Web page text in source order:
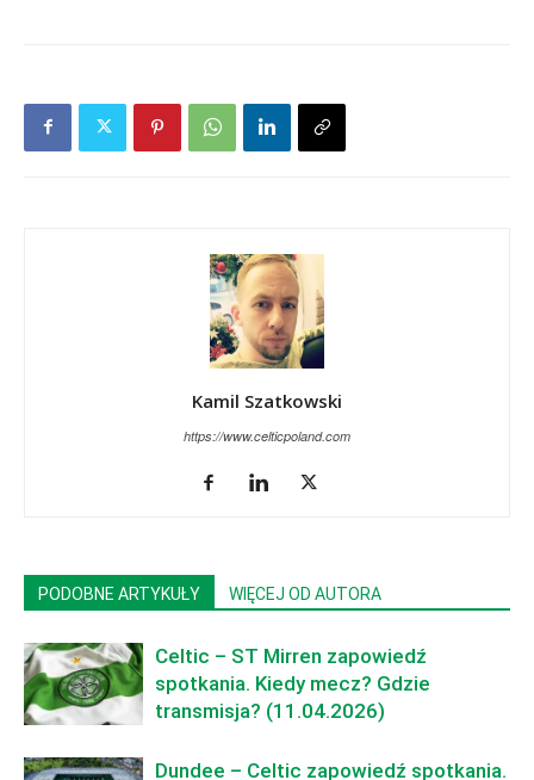
Kamil Szatkowski
https://www.celticpoland.com
PODOBNE ARTYKUŁY WIĘCEJ OD AUTORA
Celtic – ST Mirren zapowiedź
spotkania. Kiedy mecz? Gdzie
transmisja? (11.04.2026)
Dundee – Celtic zapowiedź spotkania.